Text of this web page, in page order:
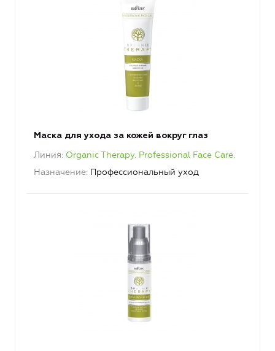
Маска для ухода за кожей вокруг глаз
Линия Organic Therapy. Professional Face Care.
Назначение Профессиональный уход